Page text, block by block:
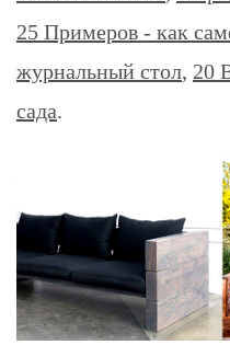
25 Примеров - как
журнальный стол, 20
сада.